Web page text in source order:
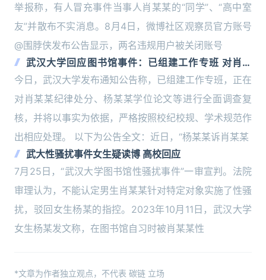
举报称，有人冒充事件当事人肖某某的“同学”、“高中室
友”并散布不实消息。8月4日，微博社区观察员官方账号
@围脖侠发布公告显示，两名违规用户被关闭账号
武汉大学回应图书馆事件：已组建工作专班 对肖某
某、杨某某全面调查复核
今日，武汉大学发布通知公告称，已组建工作专班，正在
对肖某某纪律处分、杨某某学位论文等进行全面调查复
核，并将以事实为依据，严格按照校纪校规、学术规范作
出相应处理。 以下为公告全文：近日，“杨某某诉肖某某
武大性骚扰事件女生疑读博 高校回应
7月25日，“武汉大学图书馆性骚扰事件”一审宣判。法院
审理认为，不能认定男生肖某某针对特定对象实施了性骚
扰，驳回女生杨某的指控。2023年10月11日，武汉大学
女生杨某发文称，在图书馆自习时被肖某某性
*文章为作者独立观点，不代表 碳链 立场